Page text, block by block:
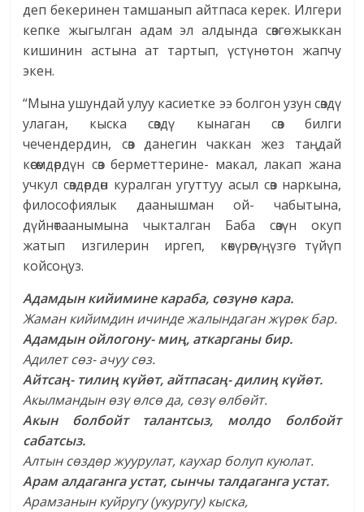
деп бекеринен тамшанып айтпаса керек. Илгери
кепке жыгылган адам эл алдында сөзгө жыккан
кишинин астына ат тартып, үстүнө тон жапчу
экен.
“Мына ушундай улуу касиетке ээ болгон узун сөздү
улаган, кыска сөздү кынаган сөз билги
чечендердин, сөз данегин чаккан жез таңдай
көсөмдөрдүн сөз берметтерине- макал, лакап жана
учкул сөздөрдөн куралган угуттуу асыл сөз наркына,
философиялык даанышман ой- чабытына,
дүйнөтаанымына чыкталган Баба сөзүн окуп
жатып изгилерин иргеп, көкүрөгүңүзгө түйүп
койсоңуз.
Адамдын кийимине караба, сөзүнө кара.
Жаман кийимдин ичинде жалындаган жүрөк бар.
Адамдын ойлогону- миң, аткарганы бир.
Адилет сөз- ачуу сөз.
Айтсаң- тилиң күйөт, айтпасаң- дилиң күйөт.
Акылмандын өзү өлсө да, сөзү өлбөйт.
Акын болбойт талантсыз, молдо болбойт
сабатсыз.
Алтын сөздөр жуурулат, каухар болуп куюлат.
Арам алдаганга устат, сынчы талдаганга устат.
Арамзанын куйругу (укуругу) кыска,